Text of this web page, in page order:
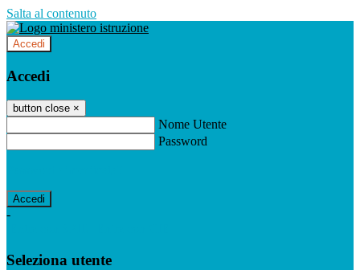
Salta al contenuto
Accedi
Accedi
button close ×
Nome Utente
Password
-
Seleziona utente